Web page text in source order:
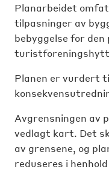
Planarbeidet
tilpasninger av
bebyggelse for
Planen er vurdert
Avgrensningen av
vedlagt kart. Det
av grensene, og
reduseres i